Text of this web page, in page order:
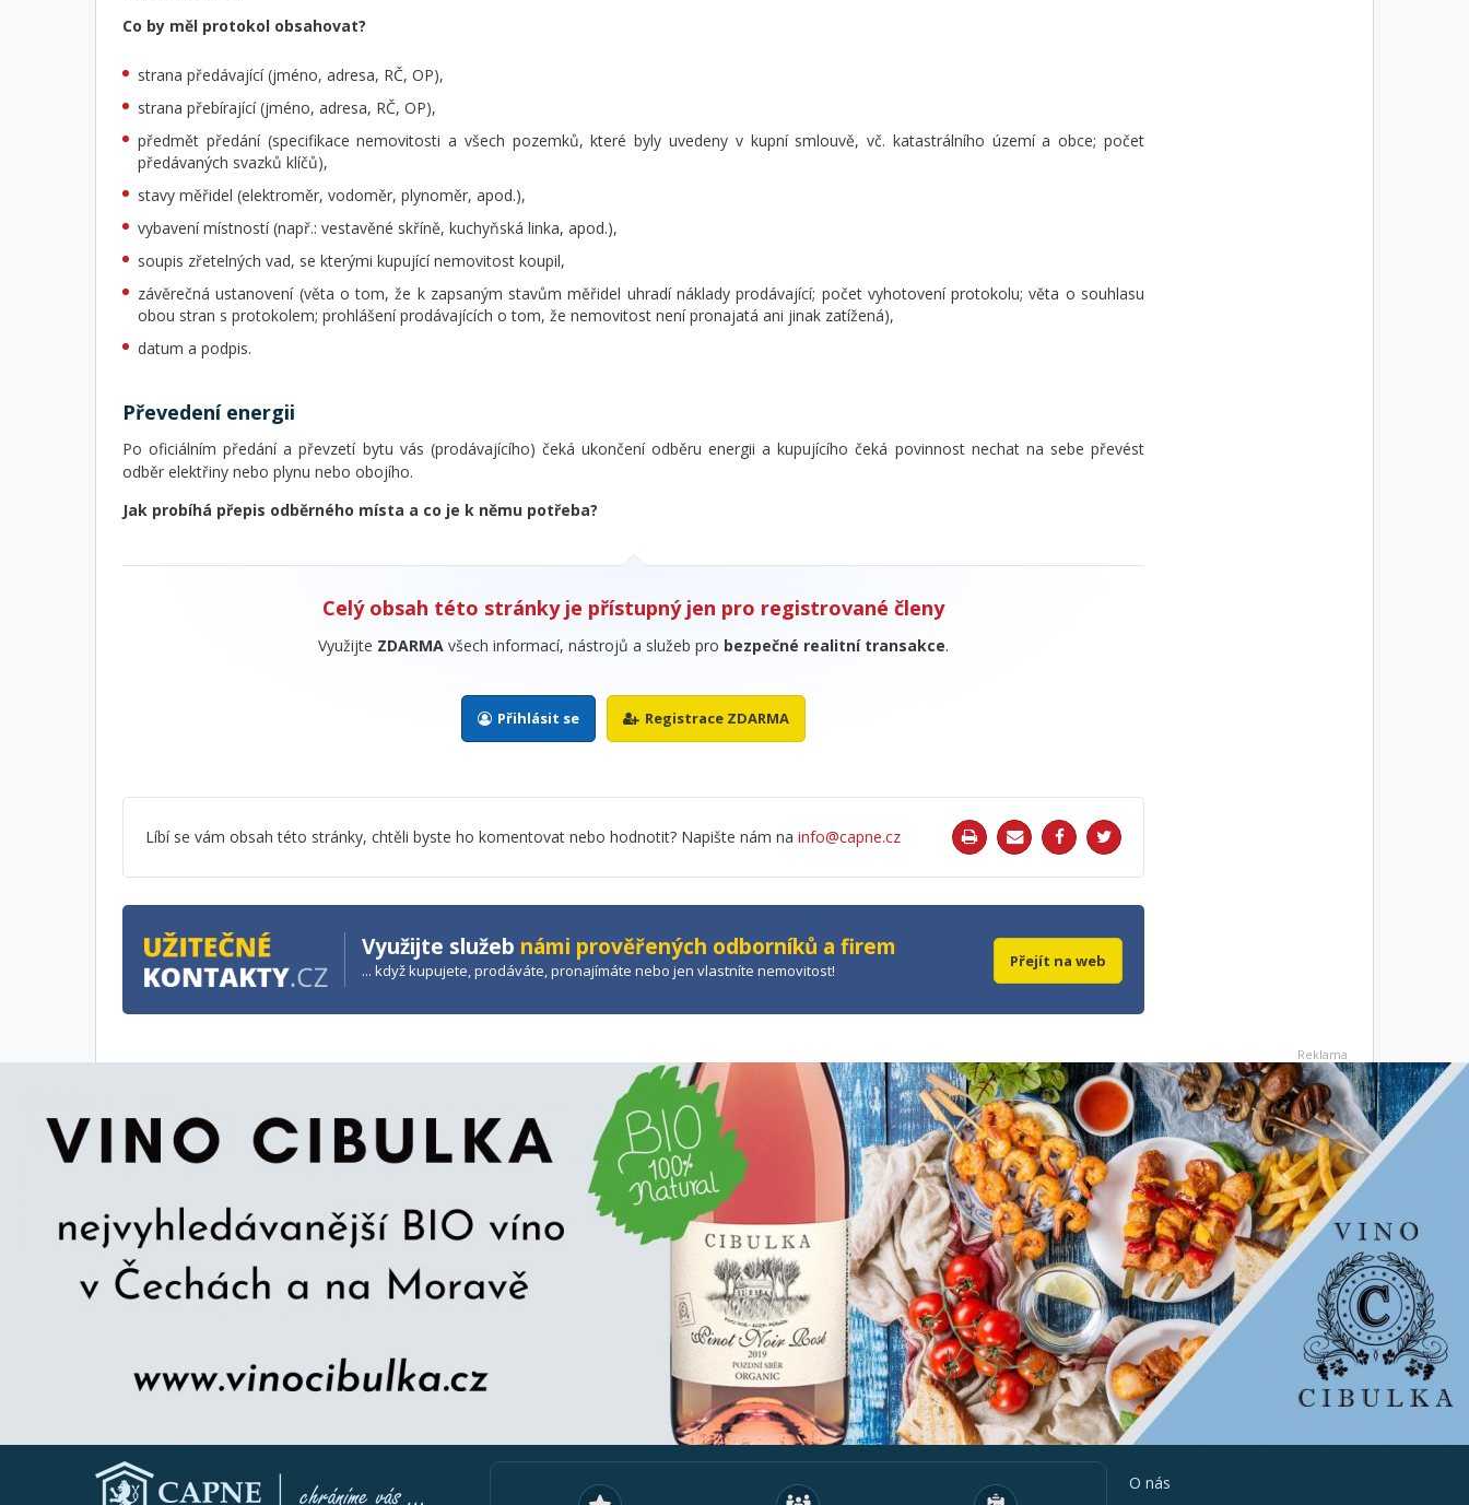
Co by měl protokol obsahovat?
strana předávající (jméno, adresa, RČ, OP),
strana přebírající (jméno, adresa, RČ, OP),
předmět předání (specifikace nemovitosti a všech pozemků, které byly uvedeny v kupní smlouvě, vč. katastrálního území a obce; počet
předávaných svazků klíčů),
stavy měřidel (elektroměr, vodoměr, plynoměr, apod.),
vybavení místností (např.: vestavěné skříně, kuchyňská linka, apod.),
soupis zřetelných vad, se kterými kupující nemovitost koupil,
závěrečná ustanovení (věta o tom, že k zapsaným stavům měřidel uhradí náklady prodávající; počet vyhotovení protokolu; věta o souhlasu
obou stran s protokolem; prohlášení prodávajících o tom, že nemovitost není pronajatá ani jinak zatížená),
datum a podpis.
Převedení energii
Po oficiálním předání a převzetí bytu vás (prodávajícího) čeká ukončení odběru energii a kupujícího čeká povinnost nechat na sebe převést
odběr elektřiny nebo plynu nebo obojího.
Jak probíhá přepis odběrného místa a co je k němu potřeba?
Celý obsah této stránky je přístupný jen pro registrované členy
Využijte ZDARMA všech informací, nástrojů a služeb pro bezpečné realitní transakce.
Přihlásit se Registrace ZDARMA
Líbí se vám obsah této stránky, chtěli byste ho komentovat nebo hodnotit? Napište nám na info@capne.cz
Využijte služeb námi prověřených odborníků a firem
... když kupujete, prodáváte, pronajímáte nebo jen vlastníte nemovitost! Přejít na web
Reklama
O nás